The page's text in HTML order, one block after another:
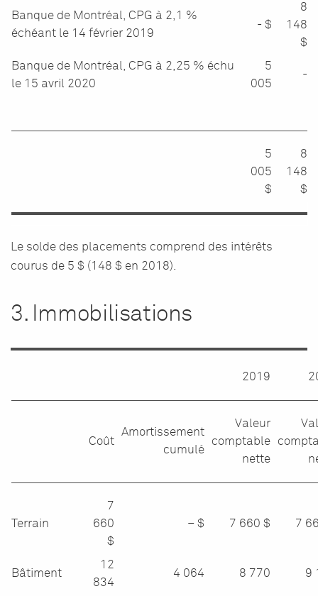
Banque de Montréal, CPG à 2,1 %
échéant le 14 février 2019
- $
8
148
$
Banque de Montréal, CPG à 2,25 % échu
le 15 avril 2020
5
005
-
5
005
$
8
148
$
Le solde des placements comprend des intérêts
courus de 5 $ (148 $ en 2018).
3. Immobilisations
2019
Coût
Amortissement
cumulé
Valeur
comptable
nette
Terrain
7
660
$
– $ 7 660 $ 7
Bâtiment
12
834
4 064 8 770 9